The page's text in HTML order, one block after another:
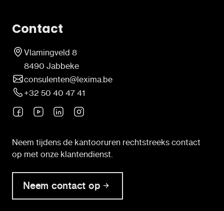
Contact
Vlamingveld 8
8490 Jabbeke
consulenten@lexima.be
+32 50 40 47 41
Neem tijdens de kantooruren rechtstreeks contact
op met onze klantendienst.
Neem contact op